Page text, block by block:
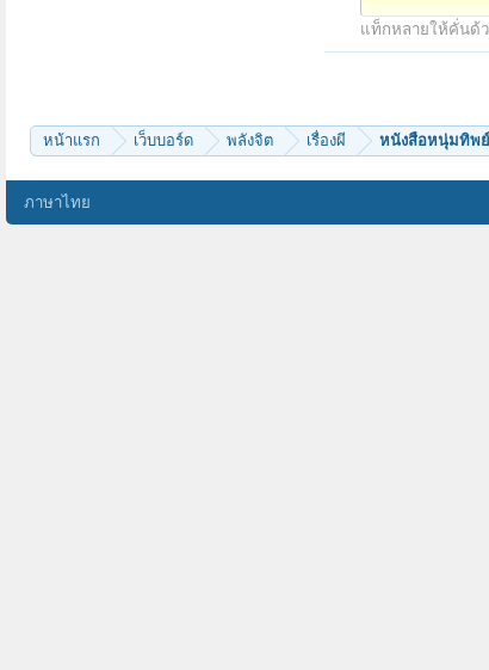
แท็กหลายให้คั่นด้
หน้าแรก เว็บบอร์ด พลังจิต เรื่องผี หนังสือหนุ่มทิพย์
ภาษาไทย